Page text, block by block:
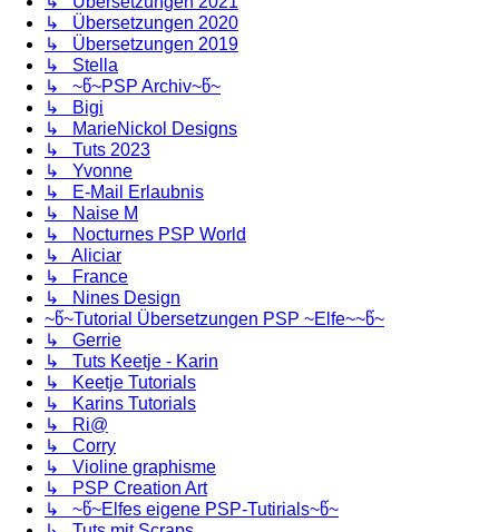
↳ Übersetzungen 2020
↳ Übersetzungen 2019
↳ Stella
↳ ~წ~PSP Archiv~წ~
↳ Bigi
↳ MarieNickol Designs
↳ Tuts 2023
↳ Yvonne
↳ E-Mail Erlaubnis
↳ Naise M
↳ Nocturnes PSP World
↳ Aliciar
↳ France
↳ Nines Design
~წ~Tutorial Übersetzungen PSP ~Elfe~~წ~
↳ Gerrie
↳ Tuts Keetje - Karin
↳ Keetje Tutorials
↳ Karins Tutorials
↳ Ri@
↳ Corry
↳ Violine graphisme
↳ PSP Creation Art
↳ ~წ~Elfes eigene PSP-Tutirials~წ~